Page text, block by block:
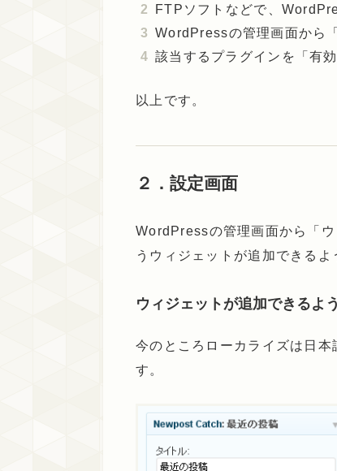
FTPソフトなどで、
WordPressの管理画面から
該当するプラグインを「有
以上です。
２．設定画面
WordPressの管理画面から「
うウィジェットが追加できるよ
ウィジェットが追加できるよ
今のところローカライズは日
す。